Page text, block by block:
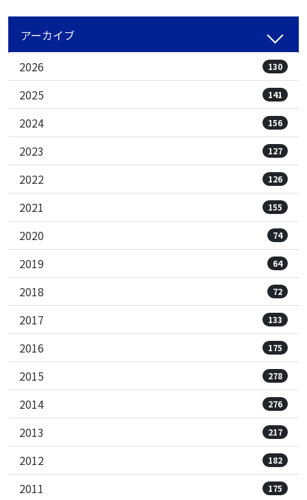
アーカイブ
2026
130
2025 141
2024 156
2023 127
2022 126
2021 155
2020 74
2019 64
2018 72
2017 133
2016 175
2015 278
2014 276
2013 217
2012 182
2011 175